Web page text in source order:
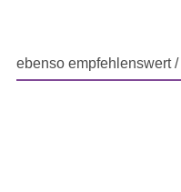
ebenso empfehlenswert /